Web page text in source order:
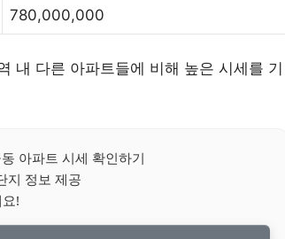
780,000,000
내 다른 아파트들에 비해 높은 시세를 기
아파트 시세 확인하기
지 정보 제공
!